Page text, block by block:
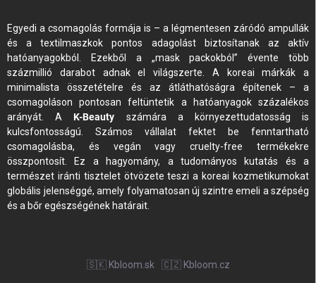
Egyedi a csomagolás formája is – a légmentesen záródó ampullák
és a textilmaszkok pontos adagolást biztosítanak az aktív
hatóanyagokból. Ezekből a „mask packokból” évente több
százmillió darabot adnak el világszerte. A koreai márkák a
minimalista összetételre és az átláthatóságra építenek – a
csomagoláson pontosan feltüntetik a hatóanyagok százalékos
arányát. A K-Beauty számára a környezettudatosság is
kulcsfontosságú. Számos vállalat fektet be fenntartható
csomagolásba, és vegán vagy cruelty-free termékekre
összpontosít. Ez a hagyomány, a tudományos kutatás és a
természet iránti tisztelet ötvözete teszi a koreai kozmetikumokat
globális jelenséggé, amely folyamatosan új szintre emeli a szépség
és a bőr egészségének határait.
🇸🇰 Kbloom.sk 🇨🇿 Kbloom.cz